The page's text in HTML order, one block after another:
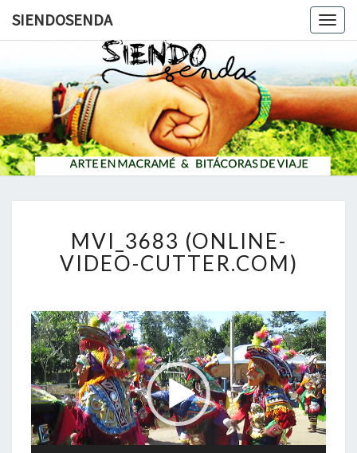
SIENDOSENDA
I
_
6
8
3
(
O
N
L
I
MVI_3683 (ONLINE-
VIDEO-CUTTER.COM)
Reproductor
de
vídeo